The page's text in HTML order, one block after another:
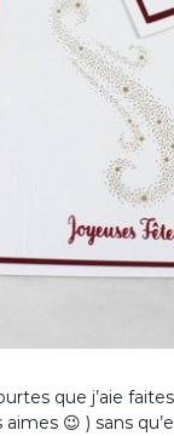
que j’aie
😉 ) sans